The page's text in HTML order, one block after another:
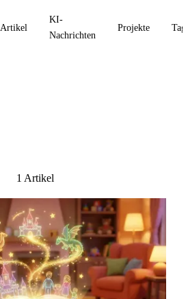
Artikel
KI-
Nachrichten
Projekte
1 Artikel